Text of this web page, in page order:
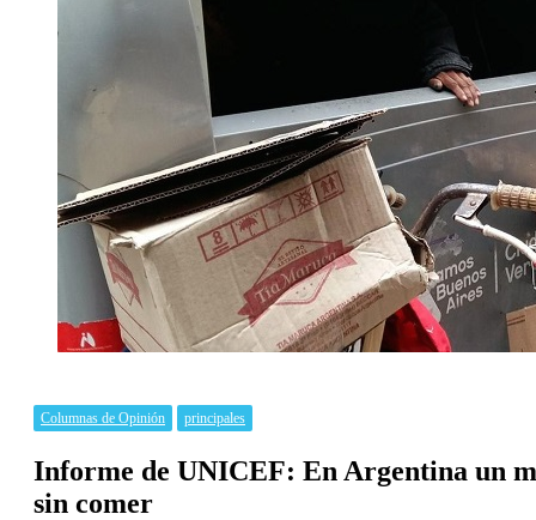
Columnas de Opinión principales
Informe de UNICEF: En Argentina un
sin comer